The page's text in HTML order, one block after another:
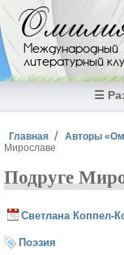
Перейти к основному
Международный
литературный
☰
Вы здесь
Главная Авторы
Мирославе
Подруге
Светлана Коппел-
Поэзия